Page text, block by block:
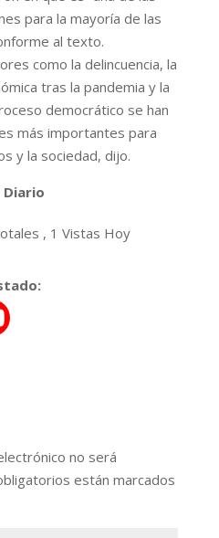
para la mayoría de las
al texto.
como la delincuencia, la
tras la pandemia y la
democrático se han
más importantes para
y la sociedad, dijo.
Diario
, 1 Vistas Hoy
no será
están marcados